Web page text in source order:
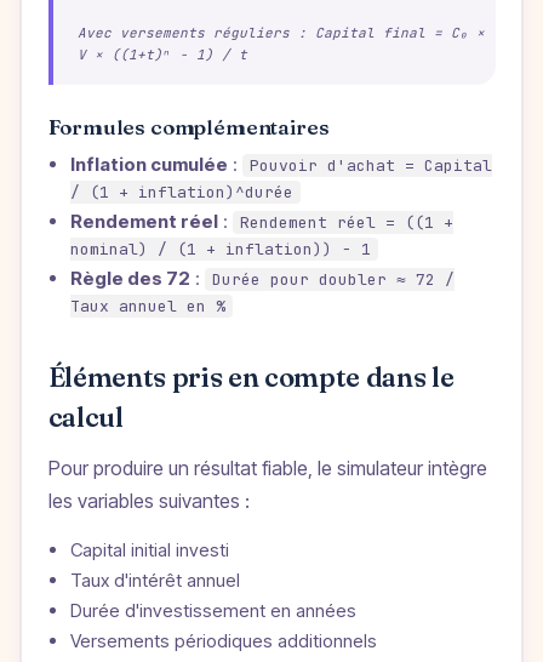
Avec versements réguliers : Capital final = C₀ ×
V × ((1+t)ⁿ − 1) / t
Formules complémentaires
Inflation cumulée :
Pouvoir d'achat = Capital
/ (1 + inflation)^durée
Rendement réel:
Rendement réel = ((1 +
nominal) / (1 + inflation)) − 1
Règle des 72 :
Durée pour doubler ≈ 72 /
Taux annuel en %
Éléments pris en compte dans le
calcul
Pour produire un résultat fiable, le simulateur intègre
les variables suivantes :
Capital initial investi
Taux d'intérêt annuel
Durée d'investissement en années
Versements périodiques additionnels